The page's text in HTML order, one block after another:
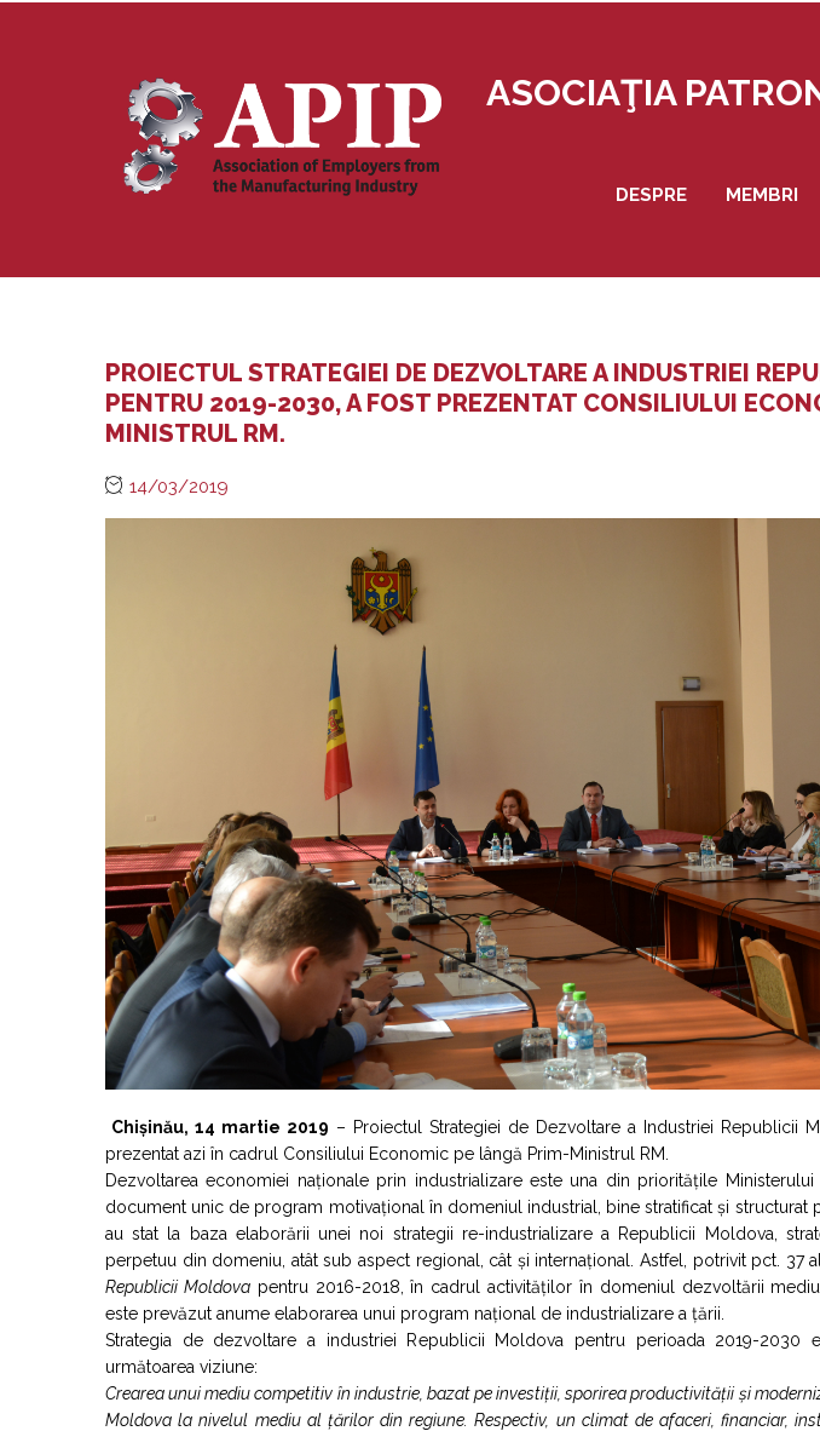
DESPRE MEMBRI
ASOCIAŢIA
PROIECTUL STRATEGIEI DE DEZVOLTARE A INDUSTRIEI
PENTRU 2019-2030, A FOST PREZENTAT CONSILIULUI
MINISTRUL RM.
14/03/2019
Chișinău, 14 martie 2019 – Proiectul Strategiei de Dezvoltare a Industriei Republicii
prezentat azi în cadrul Consiliului Economic pe lângă Prim-Ministrul RM.
Dezvoltarea economiei naționale prin industrializare este una din prioritățile
document unic de program motivațional în domeniul industrial, bine stratificat și structurat
au stat la baza elaborării unei noi strategii re-industrializare a Republicii Moldova,
perpetuu din domeniu, atât sub aspect regional, cât și internațional. Astfel, potrivit pct. 37
Republicii Moldovapentru 2016-2018, în cadrul activităților în domeniul dezvoltării
este prevăzut anume elaborarea unui program național de industrializare a țării.
Strategia de dezvoltare a industriei Republicii Moldova pentru perioada 2019-2030
următoarea viziune:
Crearea unui mediu competitiv în industrie, bazat pe investiții, sporirea productivității și
Moldova la nivelul mediu al țărilor din regiune. Respectiv, un climat de afaceri, financiar,